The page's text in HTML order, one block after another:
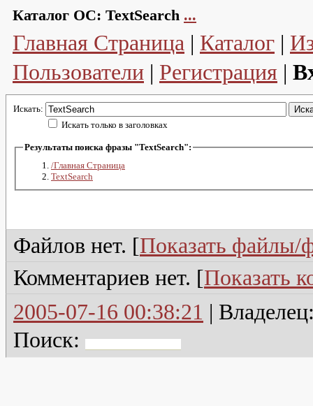
Каталог ОС: TextSearch ...
Главная Страница | Каталог |
Пользователи | Регистрация |
Искать:
Искать только в заголовках
Результаты поиска фразы "TextSearch":
/Главная Страница
TextSearch
Файлов нет. [Показать файлы/
Комментариев нет. [Показать
2005-07-16 00:38:21 |
Поиск: